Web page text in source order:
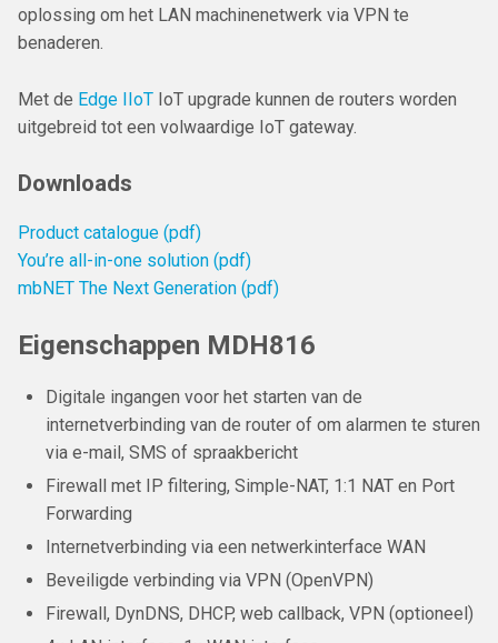
oplossing om het LAN machinenetwerk via VPN te
benaderen.
Met de Edge IIoT IoT upgrade kunnen de routers worden
uitgebreid tot een volwaardige IoT gateway.
Downloads
Product catalogue (pdf)
You’re all-in-one solution (pdf)
mbNET The Next Generation (pdf)
Eigenschappen MDH816
Digitale ingangen voor het starten van de
internetverbinding van de router of om alarmen te sturen
via e-mail, SMS of spraakbericht
Firewall met IP filtering, Simple-NAT, 1:1 NAT en Port
Forwarding
Internetverbinding via een netwerkinterface WAN
Beveiligde verbinding via VPN (OpenVPN)
Firewall, DynDNS, DHCP, web callback, VPN (optioneel)